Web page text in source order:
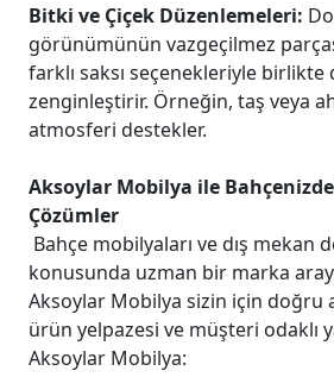
Bitki ve Çiçek Düzenlemeleri:
görünümünün vazgeçilmez
farklı saksı seçenekleriyle
zenginleştirir. Örneğin, taş veya
atmosferi destekler.
Aksoylar Mobilya ile
Çözümler
Bahçe mobilyaları ve dış mekan
konusunda uzman bir marka
Aksoylar Mobilya sizin için doğru
ürün yelpazesi ve müşteri odaklı
Aksoylar Mobilya: